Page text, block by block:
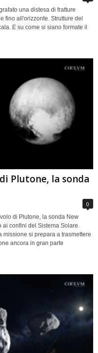
una distesa di fratture
fino all'orizzonte. Strutture del
E su come si siano formate il
Plutone, la sonda
0
di Plutone, la sonda New
ai confini del Sistema Solare.
missione si prepara a trasmettere
ancora in gran parte